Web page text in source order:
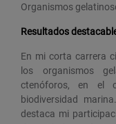
Organismos
Resultados
En mi corta carrera
los organismos
ctenóforos, en el
biodiversidad
destaca mi